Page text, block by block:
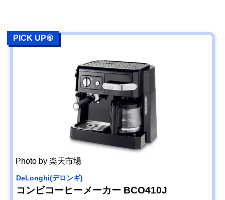
PICK UP⑥
Photo by 楽天市場
DeLonghi(デロンギ)
コンビコーヒーメーカー BCO410J